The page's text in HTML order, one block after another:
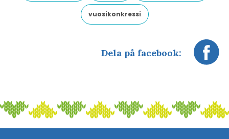
vuosikonkressi
Dela på facebook: